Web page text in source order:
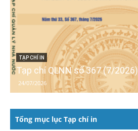
TẠP CHÍ IN
Tạp chí QLNN số 367 (7/2026)
24/07/2026
Tổng mục lục Tạp chí in